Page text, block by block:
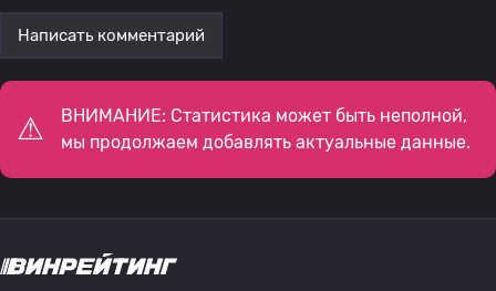
Написать комментарий
ВНИМАНИЕ: Статистика может быть неполной,
мы продолжаем добавлять актуальные данные.